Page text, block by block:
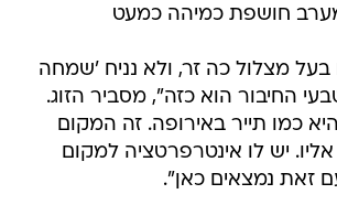
חושפת כמיהה כמעט
מצלול כה זר, ולא נניח 'שמחה
החיבור הוא כזה", מסביר הזוג.
כמו תייר באירופה. זה המקום
אליו. יש לו אינטרפרטציה למקום
זאת נמצאים כאן".